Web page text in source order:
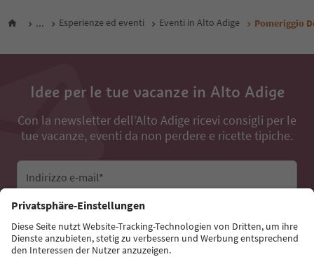
... Esperienze ed eventi Eventi in Alto Adige Pomeriggio
Idee per le tue vacanze in Alto Adige
Con la newsletter dell’Alto Adige ricevi consigli per le
tue vacanze, eventi da non perdere e ricette tipiche.
Indirizzo e-mail*
Iscriviti alla newsletter